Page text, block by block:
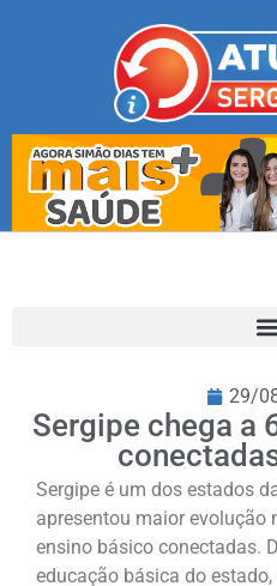
29/
Sergipe chega a
Sergipe é um dos estados
apresentou maior evolução
ensino básico conectadas.
educação básica do